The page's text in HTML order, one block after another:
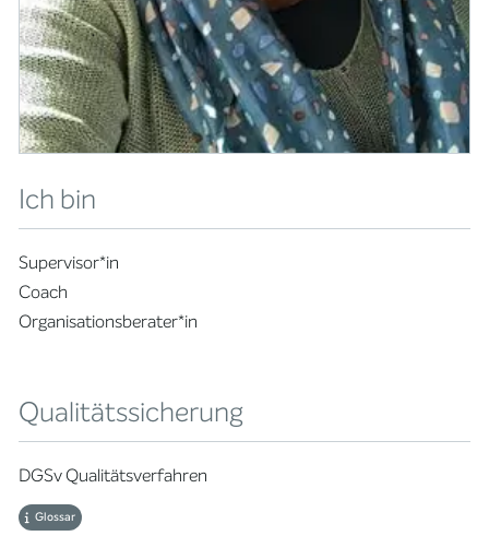
Ich bin
Supervisor*in
Coach
Organisationsberater*in
Qualitätssicherung
DGSv Qualitätsverfahren
Glossar